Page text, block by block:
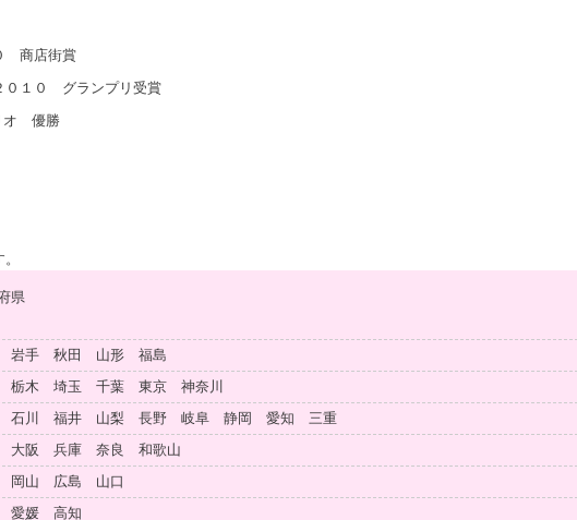
商店街賞
０１０ グランプリ受賞
オ 優勝
県
岩手 秋田 山形 福島
栃木 埼玉 千葉 東京 神奈川
石川 福井 山梨 長野 岐阜 静岡 愛知 三重
大阪 兵庫 奈良 和歌山
岡山 広島 山口
愛媛 高知